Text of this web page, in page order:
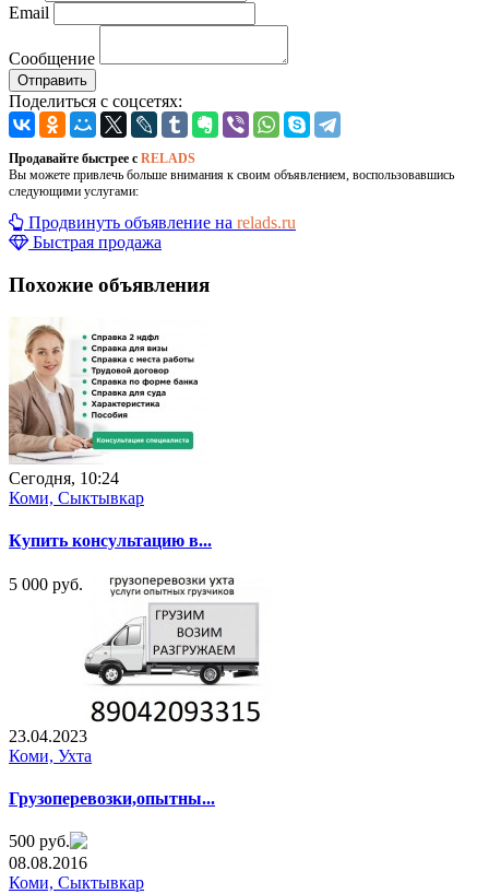
Email
Сообщение
Отправить
Поделиться с соцсетях:
Продавайте быстрее с RELADS
Вы можете привлечь больше внимания к своим объявлением, воспользовавшись
следующими услугами:
Продвинуть объявление на relads.ru
Быстрая продажа
Похожие объявления
Сегодня, 10:24
Коми, Сыктывкар
Купить консультацию в...
5 000 руб.
23.04.2023
Коми, Ухта
Грузоперевозки,опытны...
500 руб.
08.08.2016
Коми, Сыктывкар